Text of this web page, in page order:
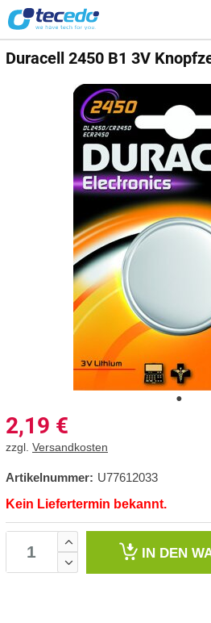
Duracell 2450 B1 3V
2,19 €
zzgl. Versandkosten
Artikelnummer: U77612033
Kein Liefertermin bekannt.
IN DEN